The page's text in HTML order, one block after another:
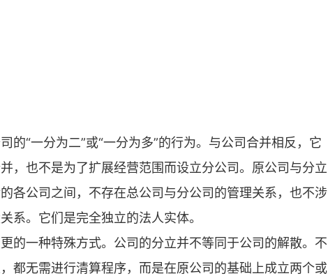
的“一分为二”或“一分为多”的行为。与公司合并相反，它
，也不是为了扩展经营范围而设立分公司。原公司与分立
各公司之间，不存在总公司与分公司的管理关系，也不涉
系。它们是完全独立的法人实体。
的一种特殊方式。公司的分立并不等同于公司的解散。不
都无需进行清算程序，而是在原公司的基础上成立两个或